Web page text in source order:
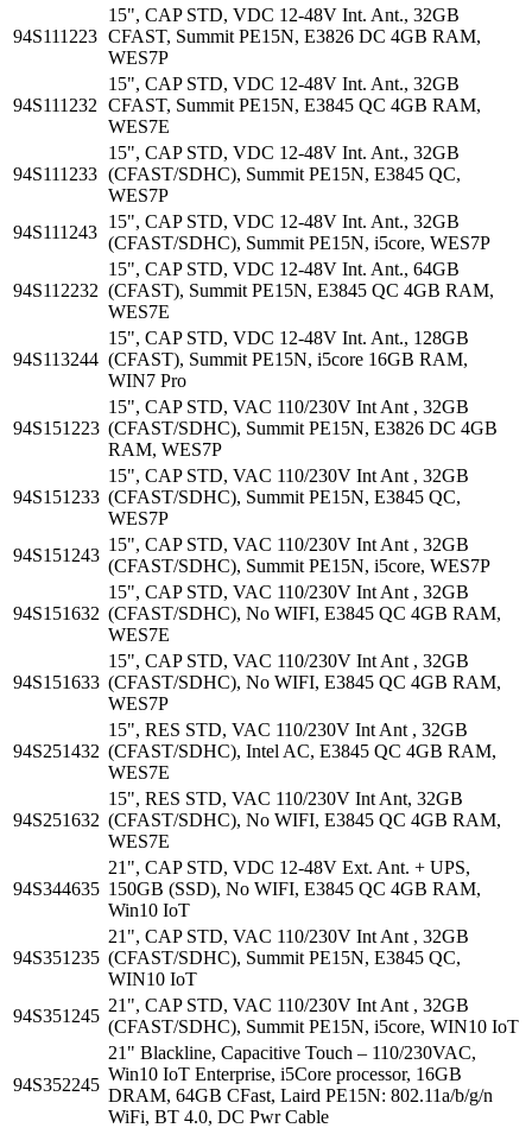
94S111223
15", CAP STD, VDC 12-48V Int. Ant., 32GB
CFAST, Summit PE15N, E3826 DC 4GB RAM,
WES7P
94S111232
15", CAP STD, VDC 12-48V Int. Ant., 32GB
CFAST, Summit PE15N, E3845 QC 4GB RAM,
WES7E
94S111233
15", CAP STD, VDC 12-48V Int. Ant., 32GB
(CFAST/SDHC), Summit PE15N, E3845 QC,
WES7P
94S111243
15", CAP STD, VDC 12-48V Int. Ant., 32GB
(CFAST/SDHC), Summit PE15N, i5core, WES7P
94S112232
15", CAP STD, VDC 12-48V Int. Ant., 64GB
(CFAST), Summit PE15N, E3845 QC 4GB RAM,
WES7E
94S113244
15", CAP STD, VDC 12-48V Int. Ant., 128GB
(CFAST), Summit PE15N, i5core 16GB RAM,
WIN7 Pro
94S151223
15", CAP STD, VAC 110/230V Int Ant , 32GB
(CFAST/SDHC), Summit PE15N, E3826 DC 4GB
RAM, WES7P
94S151233
15", CAP STD, VAC 110/230V Int Ant , 32GB
(CFAST/SDHC), Summit PE15N, E3845 QC,
WES7P
94S151243
15", CAP STD, VAC 110/230V Int Ant , 32GB
(CFAST/SDHC), Summit PE15N, i5core, WES7P
94S151632
15", CAP STD, VAC 110/230V Int Ant , 32GB
(CFAST/SDHC), No WIFI, E3845 QC 4GB RAM,
WES7E
94S151633
15", CAP STD, VAC 110/230V Int Ant , 32GB
(CFAST/SDHC), No WIFI, E3845 QC 4GB RAM,
WES7P
94S251432
15", RES STD, VAC 110/230V Int Ant , 32GB
(CFAST/SDHC), Intel AC, E3845 QC 4GB RAM,
WES7E
94S251632
15", RES STD, VAC 110/230V Int Ant, 32GB
(CFAST/SDHC), No WIFI, E3845 QC 4GB RAM,
WES7E
94S344635
21", CAP STD, VDC 12-48V Ext. Ant. + UPS,
150GB (SSD), No WIFI, E3845 QC 4GB RAM,
Win10 IoT
94S351235
21", CAP STD, VAC 110/230V Int Ant , 32GB
(CFAST/SDHC), Summit PE15N, E3845 QC,
WIN10 IoT
94S351245
21", CAP STD, VAC 110/230V Int Ant , 32GB
(CFAST/SDHC), Summit PE15N, i5core, WIN10 IoT
94S352245
21" Blackline, Capacitive Touch – 110/230VAC,
Win10 IoT Enterprise, i5Core processor, 16GB
DRAM, 64GB CFast, Laird PE15N: 802.11a/b/g/n
WiFi, BT 4.0, DC Pwr Cable